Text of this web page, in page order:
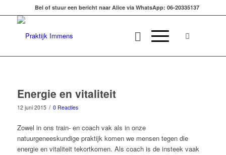
Bel of stuur een bericht naar Alice via WhatsApp: 06-20335137
Energie en vitaliteit
12 juni 2015 / 0 Reacties
Zowel in ons train- en coach vak als in onze
natuurgeneeskundige praktijk komen we mensen tegen die
energie en vitaliteit tekortkomen. Als coach is de insteek vaak